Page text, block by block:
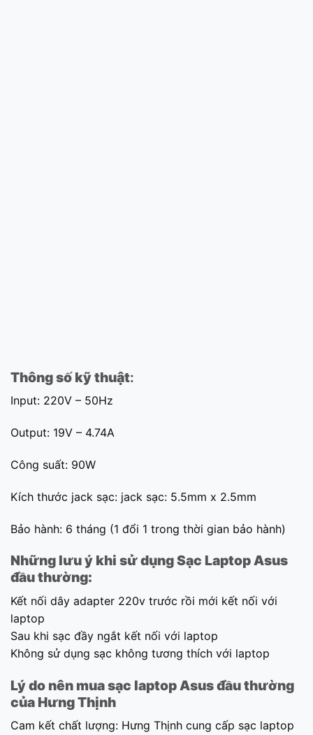
Thông số kỹ thuật:
Input: 220V – 50Hz
Output: 19V – 4.74A
Công suất: 90W
Kích thước jack sạc: jack sạc: 5.5mm x 2.5mm
Bảo hành: 6 tháng (1 đổi 1 trong thời gian bảo hành)
Những lưu ý khi sử dụng Sạc Laptop Asus
đầu thường:
Kết nối dây adapter 220v trước rồi mới kết nối với
laptop
Sau khi sạc đầy ngắt kết nối với laptop
Không sử dụng sạc không tương thích với laptop
Lý do nên mua sạc laptop Asus đầu thường
của Hưng Thịnh
Cam kết chất lượng: Hưng Thịnh cung cấp sạc laptop